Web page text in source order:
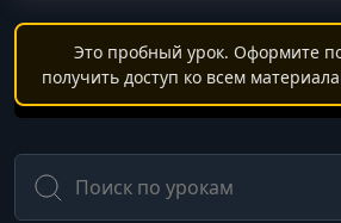
Это пробный урок. Оформите
получить доступ ко всем
Поиск